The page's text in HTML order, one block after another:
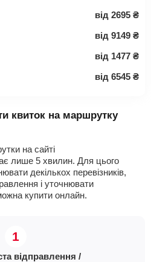
від 2695 ₴
від 9149 ₴
від 1477 ₴
від 6545 ₴
на сайті
лише 5 хвилин. Для цього
декількох перевізників,
і уточнювати
купити онлайн.
відправлення /